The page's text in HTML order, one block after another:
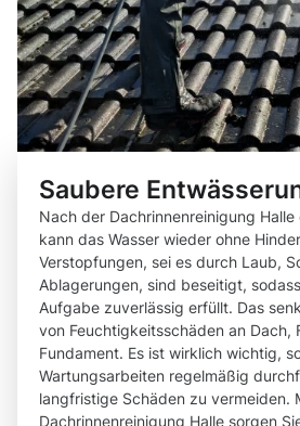
Saubere
Nach der Dachrinnenreinigung
kann das Wasser wieder ohne
Verstopfungen, sei es durch Laub,
Ablagerungen, sind beseitigt,
Aufgabe zuverlässig erfüllt. Das
von Feuchtigkeitsschäden an Dach,
Fundament. Es ist wirklich wichtig,
Wartungsarbeiten regelmäßig
langfristige Schäden zu vermeiden.
Dachrinnenreinigung Halle sorgen